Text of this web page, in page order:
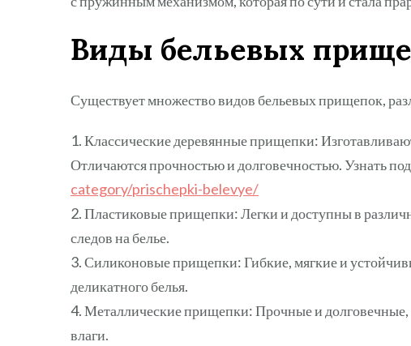
Виды бельевых
Существует множество видов бельевых прищепок,
1. Классические деревянные прищепки:
Отличаются прочностью и долговечностью. Узнать
category/prischepki-belevye/
2. Пластиковые прищепки: Легки и доступны в
следов на белье.
3. Силиконовые прищепки: Гибкие, мягкие и
деликатного белья.
4. Металлические прищепки: Прочные и долговечные,
влаги.